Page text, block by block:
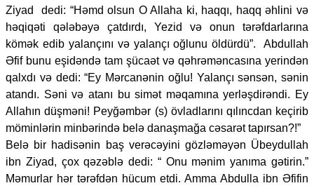
Ziyad dedi: “Həmd olsun O Allaha ki, haqqı, haqq əhlini və
həqiqəti qələbəyə çatdırdı, Yezid və onun tərəfdarlarına
kömək edib yalançını və yalançı oğlunu öldürdü”. Abdullah
Əfif bunu eşidəndə tam şücaət və qəhrəməncasına yerindən
qalxdı və dedi: “Ey Mərcanənin oğlu! Yalançı sənsən, sənin
atandı. Səni və atanı bu simət məqamına yerləşdirəndi. Ey
Allahın düşməni! Peyğəmbər (s) övladlarını qılıncdan keçirib
möminlərin minbərində belə danaşmağa cəsarət tapırsan?!”
Belə bir hadisənin baş verəcəyini gözləməyən Übeydullah
ibn Ziyad, çox qəzəblə dedi: “ Onu mənim yanıma gətirin.”
Məmurlar hər tərəfdən hücum etdi. Amma Abdulla ibn Əfifin